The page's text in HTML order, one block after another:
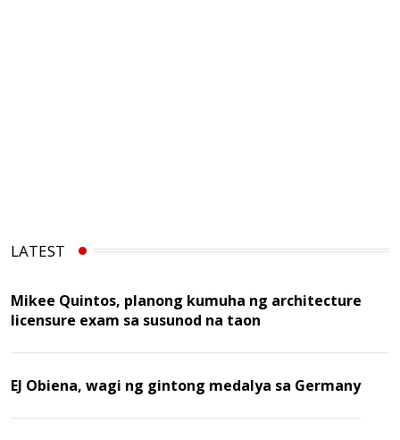
LATEST
Mikee Quintos, planong kumuha ng architecture
licensure exam sa susunod na taon
EJ Obiena, wagi ng gintong medalya sa Germany